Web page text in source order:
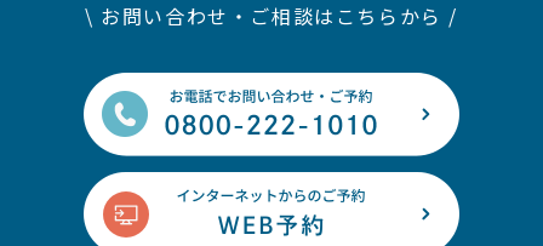
\ お問い合わせ・ご相談はこちらから /